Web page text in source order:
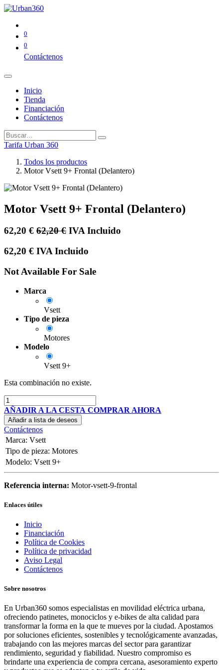
0
0
Contáctenos
Inicio
Tienda
Financiación
Contáctenos
Tarifa Urban 360
Todos los productos
Motor Vsett 9+ Frontal (Delantero)
Motor Vsett 9+ Frontal (Delantero)
62,20 € 62,20€ IVA Incluido
62,20 € IVA Incluido
Not Available For Sale
Marca
Vsett
Tipo de pieza
Motores
Modelo
Vsett 9+
Esta combinación no existe.
AÑADIR A LA CESTA COMPRAR AHORA
Añadir a lista de deseos
Contáctenos
Marca: Vsett
Tipo de pieza: Motores
Modelo: Vsett 9+
Referencia interna: Motor-vsett-9-frontal
Enlaces útiles
Inicio
Financiación
Política de Cookies
Política de privacidad
Aviso Legal
Contáctenos
Sobre nosotros
En Urban360 somos especialistas en movilidad eléctrica urbana,
ofreciendo patinetes, monociclos y e-bikes de alta calidad para
transformar la forma en la que te mueves por la ciudad. Apostamos
por soluciones eficientes, sostenibles y tecnológicamente avanzadas,
trabajando con las mejores marcas del sector para garantizar
rendimiento, seguridad y fiabilidad. Nuestro compromiso es
brindarte una experiencia de compra cercana, asesoramiento experto